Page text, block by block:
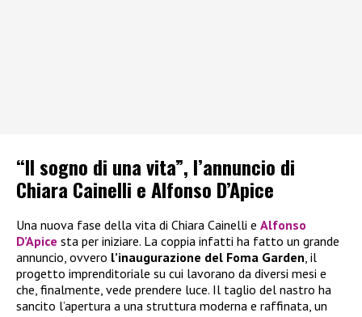
“Il sogno di una vita”, l’annuncio di
Chiara Cainelli e Alfonso D’Apice
Una nuova fase della vita di Chiara Cainelli e Alfonso
D’Apice sta per iniziare. La coppia infatti ha fatto un grande
annuncio, ovvero l’inaugurazione del Foma Garden, il
progetto imprenditoriale su cui lavorano da diversi mesi e
che, finalmente, vede prendere luce. Il taglio del nastro ha
sancito l’apertura a una struttura moderna e raffinata, un